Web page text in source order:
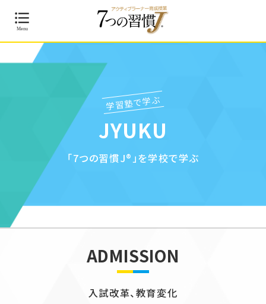
学習塾で学ぶ
JYUKU
「7つの習慣J®」を学校で学ぶ
ADMISSION
入試改革、教育変化